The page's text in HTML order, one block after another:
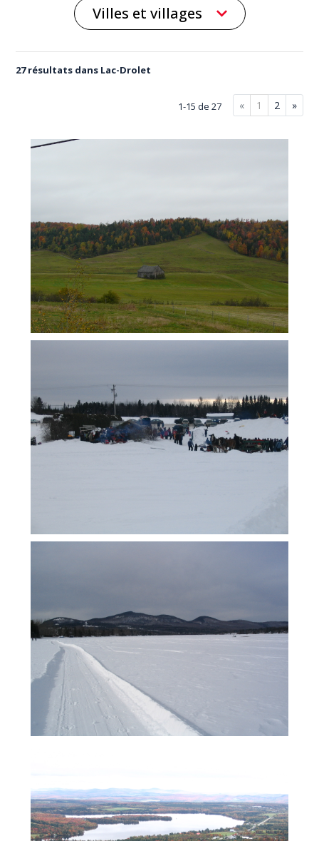
Villes et villages
27 résultats dans Lac-Drolet
1-15 de 27 « 1 2 »